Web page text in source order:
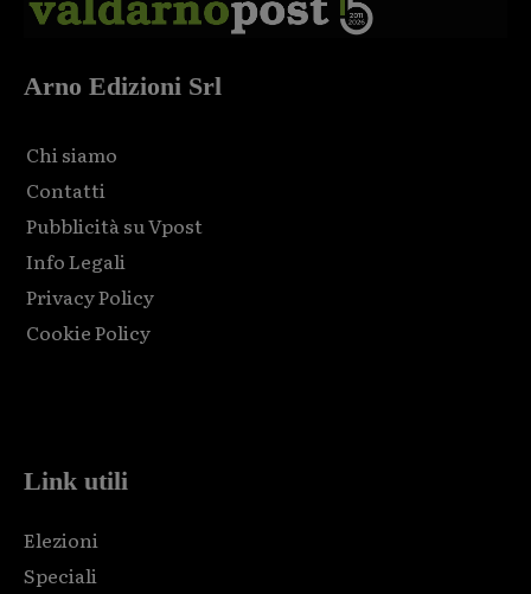
Arno Edizioni Srl
Chi siamo
Contatti
Pubblicità su Vpost
Info Legali
Privacy Policy
Cookie Policy
Link utili
Elezioni
Speciali